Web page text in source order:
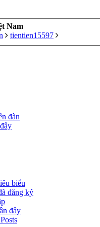
Nam
tientien15597
đàn
biểu
đăng ký
đây